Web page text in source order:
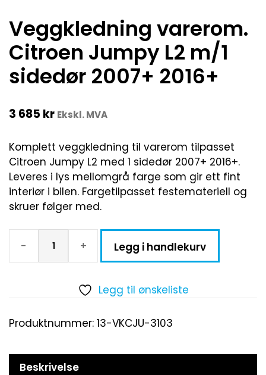
Veggkledning varerom.
Citroen Jumpy L2 m/1
sidedør 2007+ 2016+
3 685 kr Ekskl. MVA
Komplett veggkledning til varerom tilpasset
Citroen Jumpy L2 med 1 sidedør 2007+ 2016+.
Leveres i lys mellomgrå farge som gir ett fint
interiør i bilen. Fargetilpasset festemateriell og
skruer følger med.
- + Legg i handlekurv
Legg til ønskeliste
Produktnummer: 13-VKCJU-3103
Beskrivelse